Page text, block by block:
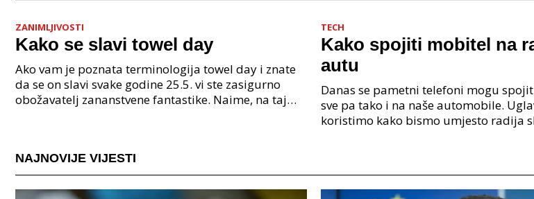
ZANIMLJIVOSTI
Kako se slavi towel day
Ako vam je poznata terminologija towel day i znate
da se on slavi svake godine 25.5. vi ste zasigurno
obožavatelj zananstvene fantastike. Naime, na taj
TECH
Kako spojiti mobitel na
autu
Danas se pametni telefoni mogu
sve pa tako i na naše automobile.
koristimo kako bismo umjesto radija
NAJNOVIJE VIJESTI